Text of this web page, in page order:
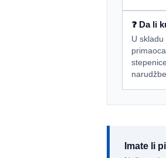
❓ Da li
U
Imate li